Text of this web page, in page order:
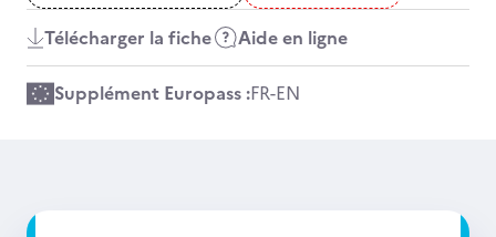
Télécharger la fiche Aide en ligne
Supplément Europass :FR-EN